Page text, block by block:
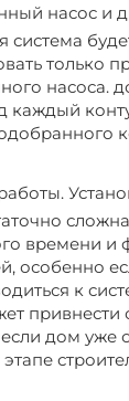
насос и
система
только
насоса.
каждый
времени и
особенно
к
дом уже